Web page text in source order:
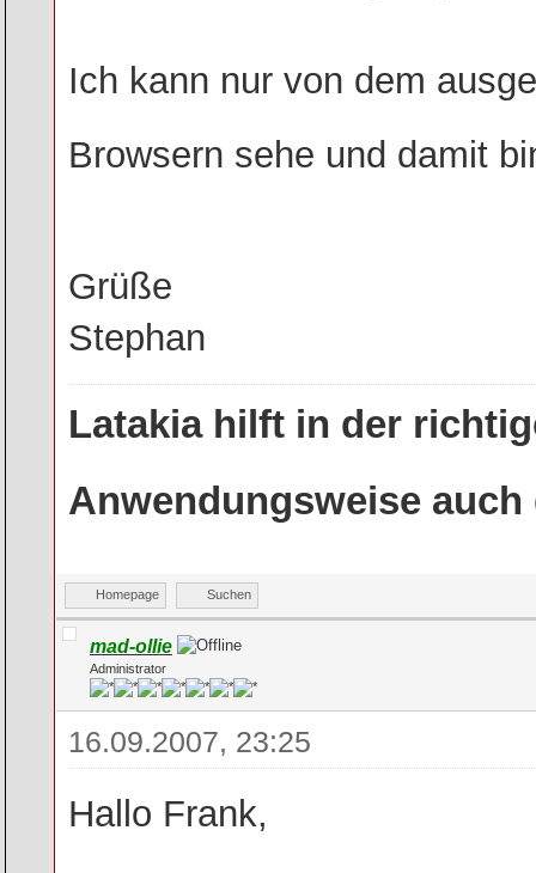
Ich kann nur von dem
Browsern sehe und damit
Grüße
Stephan
Latakia hilft in der
Anwendungsweise auch
Homepage Suchen
mad-ollie
Administrator
16.09.2007, 23:25
Hallo Frank,